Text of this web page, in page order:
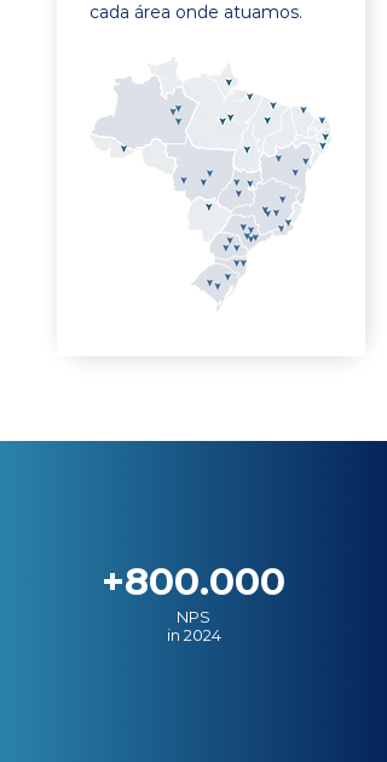
cada área onde atuamos.
+800.000
NPS
in 2024